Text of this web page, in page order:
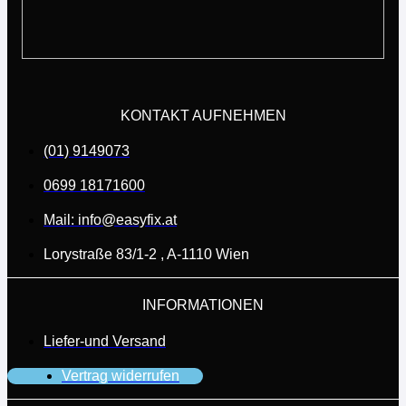
KONTAKT AUFNEHMEN
(01) 9149073
0699 18171600
Mail: info@easyfix.at
Lorystraße 83/1-2 , A-1110 Wien
INFORMATIONEN
Liefer-und Versand
Vertrag widerrufen